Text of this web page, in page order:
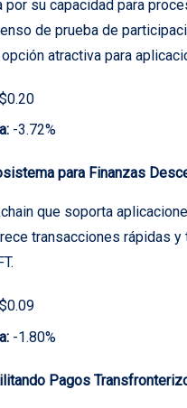
su capacidad para
de prueba de
atractiva para
$0.20
-3.72%
para Finanzas
que soporta
transacciones rápidas
$0.09
-1.80%
Pagos